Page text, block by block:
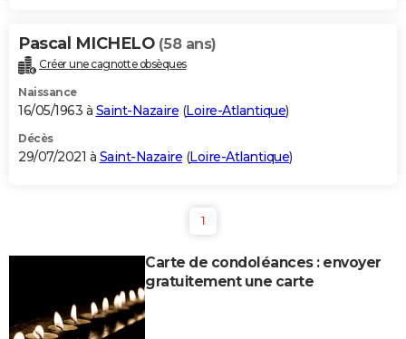
Bricolage
Lifestyle
Culture
Sport
Auto
Television
Voyage
Cinema
Pascal MICHELO (58 ans)
Créer une cagnotte obsèques
Naissance
16/05/1963 à Saint-Nazaire (Loire-Atlantique)
Décès
29/07/2021 à Saint-Nazaire (Loire-Atlantique)
1
Carte de condoléances : envoyer
gratuitement une carte